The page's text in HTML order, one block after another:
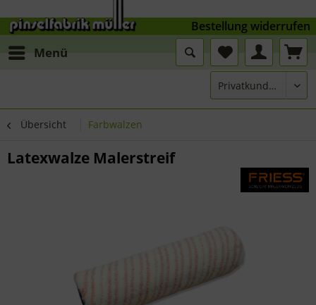
Menü
Übersicht Farbwalzen
Latexwalze Malerstreif
Bestellung widerrufen